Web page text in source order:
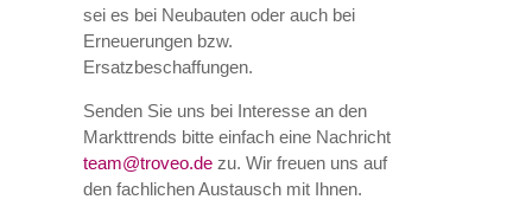
sei es bei Neubauten oder auch bei
Erneuerungen bzw.
Ersatzbeschaffungen.
Senden Sie uns bei Interesse an den
Markttrends bitte einfach eine Nachricht
team@troveo.dezu. Wir freuen uns auf
den fachlichen Austausch mit Ihnen.